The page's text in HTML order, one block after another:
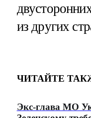
из других
ЧИТАЙТЕ
Экс-глава МО